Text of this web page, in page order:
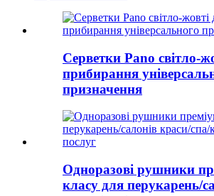
Серветки Pano світло-
прибирання
призначення
Одноразові рушники
класу для перукарень/